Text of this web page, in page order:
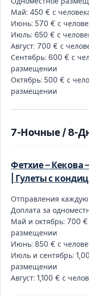
Май: 450 € с
Июнь: 570 € с
Июль: 650 € с
Август: 700 € с
Сентябрь: 600 € с
размещении
Октябрь: 500 € с
размещении
7-Ночные / 8-
Фетхие – Кекова
| Гулеты с
Отправления каждую
Доплата за
Май и октябрь: 700 €
размещении
Июнь: 850 € с
Июль и сентябрь:
размещении
Август: 1,100 € с